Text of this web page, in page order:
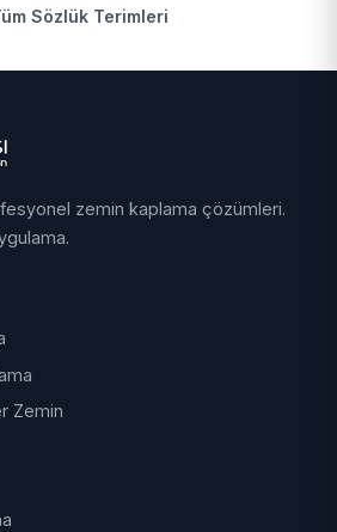
Sözlük Terimleri
zemin kaplama çözümleri.
Zemin